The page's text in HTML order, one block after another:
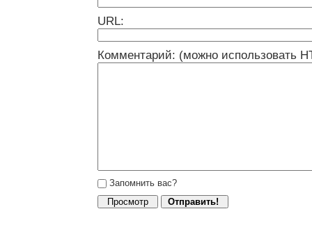
URL:
Комментарий: (можно использовать
Запомнить вас?